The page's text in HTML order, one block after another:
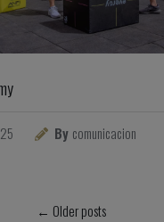
By comunicacion
← Older posts